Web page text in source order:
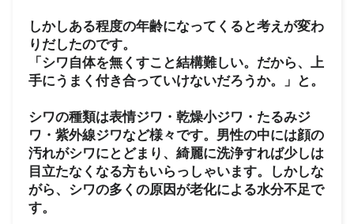
しかしある程度の年齢になってくると考えが変わ
りだしたのです。
「シワ自体を無くすこと結構難しい。だから、上
手にうまく付き合っていけないだろうか。」と。
シワの種類は表情ジワ・乾燥小ジワ・たるみジ
ワ・紫外線ジワなど様々です。男性の中には顔の
汚れがシワにとどまり、綺麗に洗浄すれば少しは
目立たなくなる方もいらっしゃいます。しかしな
がら、シワの多くの原因が老化による水分不足で
す。